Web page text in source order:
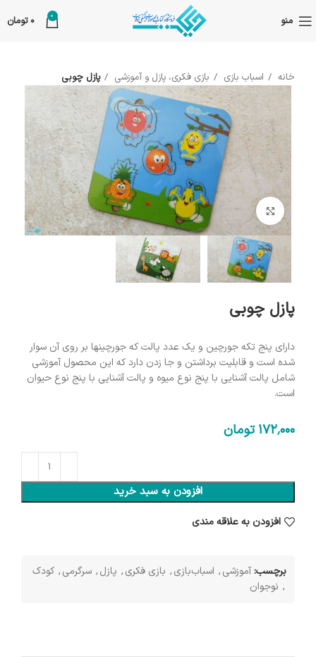
منو 0
0 تومان
خانه اسباب بازی بازی فکری، پازل و آموزشی پازل چوبی
بزرگنمایی تصویر
پازل چوبی
دارای پنج تکه جورچین و یک عدد پالت که جورچینها بر روی آن سوار
شده است و قابلیت برداشتن و جا زدن دارد که این محصول آموزشی
شامل پالت آشنایی با پنج نوع میوه‌ و پالت آشنایی با پنج نوع حیوان
است.
172٬000 تومان
افزودن به سبد خرید
افزودن به علاقه مندی
برچسب:آموزشی, اسباب‌بازی, بازی فکری, پازل, سرگرمی, کودک
, نوجوان